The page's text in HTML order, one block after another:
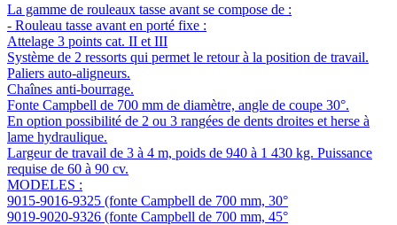
La gamme de rouleaux tasse avant se compose de :
- Rouleau tasse avant en porté fixe :
Attelage 3 points cat. II et III
Système de 2 ressorts qui permet le retour à la position de travail.
Paliers auto-aligneurs.
Chaînes anti-bourrage.
Fonte Campbell de 700 mm de diamètre, angle de coupe 30°.
En option possibilité de 2 ou 3 rangées de dents droites et herse à
lame hydraulique.
Largeur de travail de 3 à 4 m, poids de 940 à 1 430 kg. Puissance
requise de 60 à 90 cv.
MODELES :
9015-9016-9325 (fonte Campbell de 700 mm, 30°
9019-9020-9326 (fonte Campbell de 700 mm, 45°